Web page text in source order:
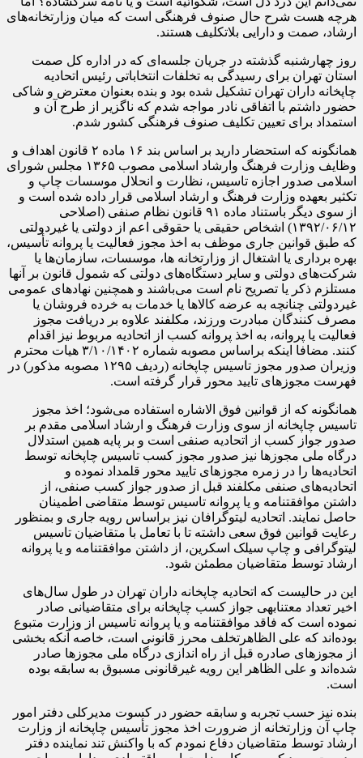
هرچه هست شرح حال صنوف فرهنگی است که میان وزارتخانه‌های
ارشاد، صمت و دارایی بلاتکلیف هستند.
روز چهارشنبه گذشته در جریان جلسه‌ای که در اداره کل صمت
استان تهران برای رسیدگی به تخلفات انتخاباتی رئیس اتحادیه
چاپخانه داران تهران تشکیل شده بود و بنده بعنوان معترض و شاکی
حضور داشتم با اتفاقی نادر مواجه شدم که ناگزیر از طرح آن و
استمداد برای تعیین تکلیف صنوف فرهنگی کشور شدم.
همانگونه که استحضار دارید بر اساس بند ۱۶ ماده ۲ قانون اهداف و
وظایف وزارت فرهنگ وارشاد اسلامی مصوب ۱۳۶۵ مجلس شورای
اسلامی صدور اجازه تاسیس، نظارت و انحلال موسسات چاپ و
تکثیر بعهده وزارت فرهنگ و ارشاد اسلامی قرار داده شده است و
از سوی دیگر باستناد ماده ۹۱ قانون نظام صنفی (اصلاحی
۱۳۹۲/۰۶/۱۲) اشخاص حقیقی یا حقوقی اعم از دولتی یا غیر‌دولتی
که طبق قوانین جاری موظف به اخذ مجوز فعالیت یا پروانه تأسیس،
بهره برداری یا اشتغال از وزارتخانه ها، موسسات، سازمان‌ها یا
شرکت‌های دولتی و سایر دستگاه‌های دولتی که شمول قانون بر آنها
مستلزم ذکر یا تصریح نام است می‌باشند و همچنین نهاد‌های عمومی
غیردولتی چنانچه به عرضه کالا‌ها یا خدمات به خرده فروشان یا
مصرف کنندگان مبادرت ورزند، مکلفند علاوه بر دریافت مجوز
فعالیت یا پروانه، به اخذ پروانه کسب از اتحادیه مربوط نیز اقدام
کنند. مضافا اینکه براساس مصوبه شماره ۳/۱۰/۱۴۰۲ هیات محترم
وزیران صدور مجوز تاسیس چاپخانه (ردیف ۱۲۹۵ مصوبه مذکور) در
فهرست مجوز‌های تایید محور قرار گرفته است.
همانگونه که از قوانین فوق الاشاره استفاده می‌شود؛ اخذ مجوز
تاسیس چاپخانه از سوی وزارت فرهنگ و ارشاد اسلامی مقدم بر
صدور جواز کسب از اتحادیه صنفی است و بر پایه همین استدلال
درگاه ملی مجوز‌ها نیز صدور مجوز کسب تاسیس چاپخانه توسط
اتحادیه‌ها را در زمره مجوز‌های تایید محور قلمداد نموده و
اتحادیه‌های صنفی مکلفند قبل از صدور جواز کسب صنفی، از
داشتن موافقتنامه و یا پروانه تاسیس توسط متقاضی اطمینان
حاصل نمایند. اتحادیه لیتوگرافان نیز براساس رویه جاری و بمنظور
رعایت قوانین فوق سعی داشته تا با تعامل با متقاضیان تاسیس
لیتوگرافی و چاپ سیلک اسکرین، از داشتن موافقتنامه و یا پروانه
ارشاد توسط متقاضیان مطمئن شود.
این در حالیست که اتحادیه چاپخانه داران تهران در طول سال‌های
اخیر تعداد معتنابهی جواز کسب چاپخانه برای متقاضیانی صادر
نموده است که فاقد موافقتنامه و یا پروانه تاسیس از وزارت متبوع
بوده‌اند که علی الظاهرتخلف محرز قانونی است، خاصه آنکه بخشی
از مجوز‌های صادره قبل از راه اندازی درگاه ملی مجوز‌ها صادر
شده‌اند و علی الظاهر این رویه غیرقانونی مسبوق به سابقه بوده
است.
بنده نیز حسب تجربه و سابقه حضور در کسوت مدیرکلی دفتر امور
چاپ آن وزارتخانه از ضرورت اخذ مجوز تأسیس چاپخانه از وزارت
ارشاد توسط متقاضیان دفاع نمودم که با واکنش تند نماینده دفتر